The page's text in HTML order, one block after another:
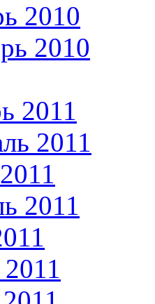
2010
2010
2011
2011
2011